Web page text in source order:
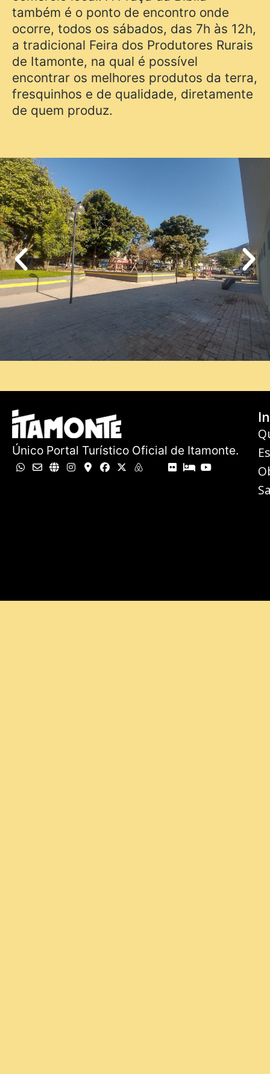
também é o ponto de encontro onde
ocorre, todos os sábados, das 7h às 12h,
a tradicional Feira dos Produtores Rurais
de Itamonte, na qual é possível
encontrar os melhores produtos da terra,
fresquinhos e de qualidade, diretamente
de quem produz.
Único Portal Turístico Oficial de Itamonte.